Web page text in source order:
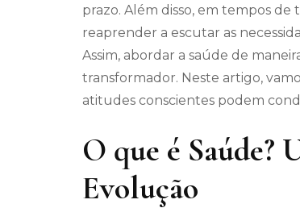
prazo. Além disso, em tempos de
reaprender a escutar as
Assim, abordar a saúde de
transformador. Neste artigo,
atitudes conscientes podem
O que é
Evolução